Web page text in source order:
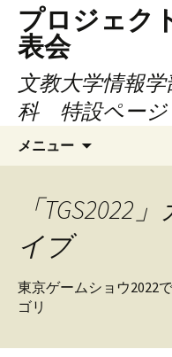
プロジェク
表会
文教大学情報
科 特設ページ
メニュー
「TGS2022
イブ
東京ゲームショウ2022
ゴリ